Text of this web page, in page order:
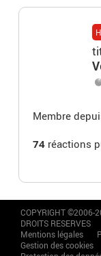
Membre
74 réactions
COPYRIGHT ©2006-
DROITS RESERVES
Mentions légales
Gestion des cookies